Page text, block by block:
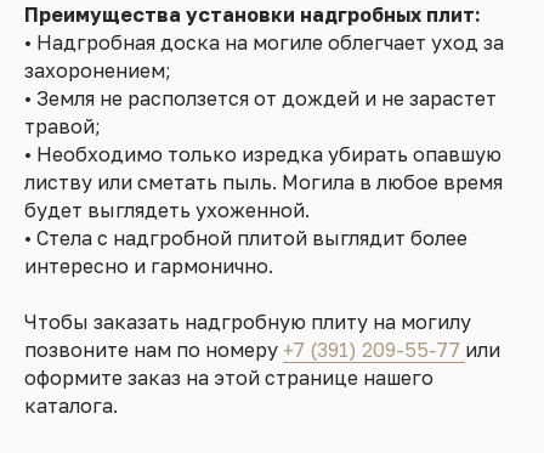
Преимущества установки надгробных плит:
• Надгробная доска на могиле облегчает уход за
захоронением;
• Земля не расползется от дождей и не зарастет
травой;
• Необходимо только изредка убирать опавшую
листву или сметать пыль. Могила в любое время
будет выглядеть ухоженной.
• Стела с надгробной плитой выглядит более
интересно и гармонично.
Чтобы заказать надгробную плиту на могилу
позвоните нам по номеру +7 (391) 209-55-77 или
оформите заказ на этой странице нашего
каталога.